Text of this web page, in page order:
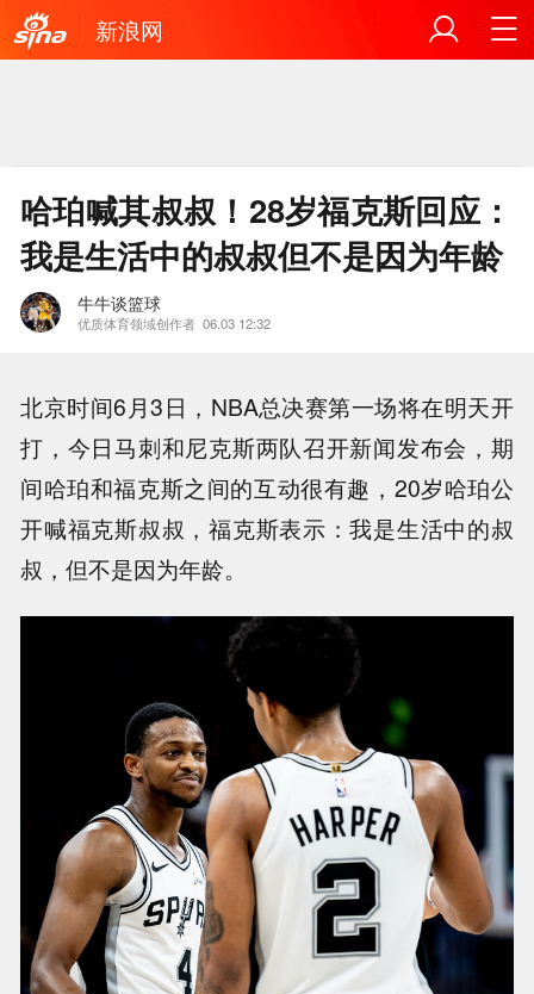
新浪网
哈珀喊其叔叔！28岁福克斯回应：
我是生活中的叔叔但不是因为年龄
牛牛谈篮球
优质体育领域创作者 06.03 12:32
北京时间6月3日，NBA总决赛第一场将在明天开
打，今日马刺和尼克斯两队召开新闻发布会，期
间哈珀和福克斯之间的互动很有趣，20岁哈珀公
开喊福克斯叔叔，福克斯表示：我是生活中的叔
叔，但不是因为年龄。